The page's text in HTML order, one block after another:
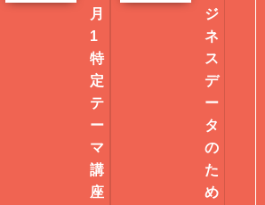
月
1
特
定
テ
ー
マ
講
座
ジ
ネ
ス
デ
ー
タ
の
た
め